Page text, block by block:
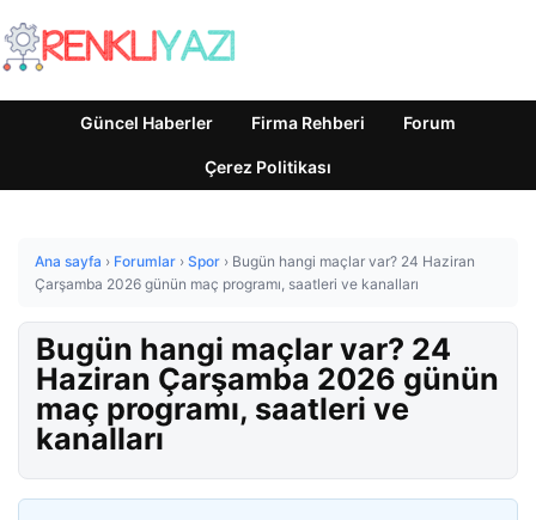
Güncel Haberler Firma Rehberi Forum
Çerez Politikası
Ana sayfa › Forumlar › Spor › Bugün hangi maçlar var? 24 Haziran
Çarşamba 2026 günün maç programı, saatleri ve kanalları
Bugün hangi maçlar var? 24
Haziran Çarşamba 2026 günün
maç programı, saatleri ve
kanalları